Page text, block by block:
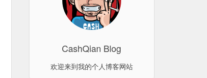
CashQian Blog
欢迎来到我的个人博客网站